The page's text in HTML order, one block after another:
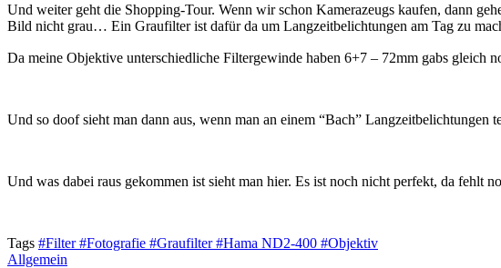
Und weiter geht die Shopping-Tour. Wenn wir schon Kamerazeugs kaufen, dann
Bild nicht grau… Ein Graufilter ist dafür da um Langzeitbelichtungen am Tag zu
Da meine Objektive unterschiedliche Filtergewinde haben 6+7 – 72mm gabs gleich
Und so doof sieht man dann aus, wenn man an einem “Bach” Langzeitbelichtungen
Und was dabei raus gekommen ist sieht man hier. Es ist noch nicht perfekt, da fehlt
Tags #Filter#Fotografie #Graufilter#Hama ND2-400 #Objektiv
Allgemein